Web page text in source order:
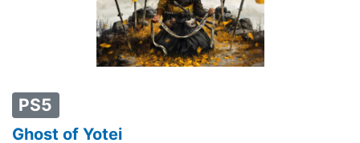
PS5
Ghost of Yotei